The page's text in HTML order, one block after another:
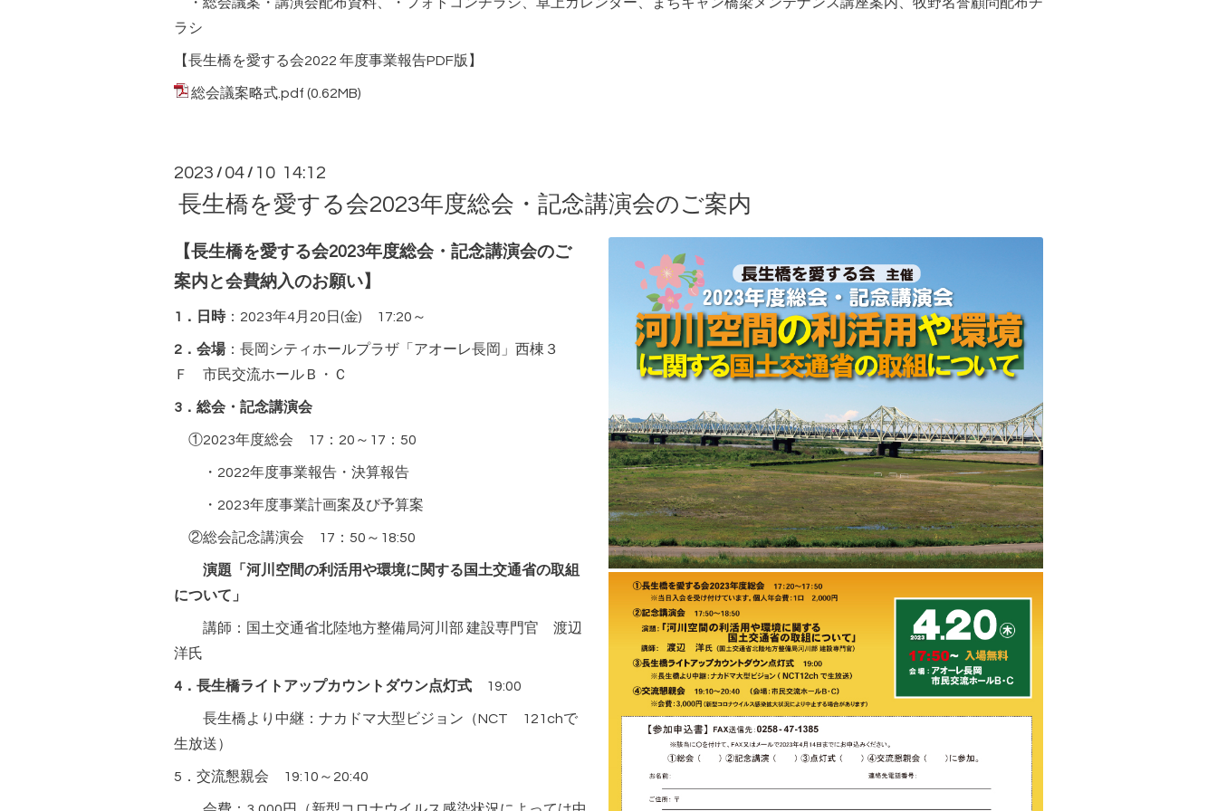
ラシ
【長生橋を愛する会2022 年度事業報告PDF版】
総会議案略式.pdf (0.62MB)
2023 / 04 / 10 14:12
長生橋を愛する会2023年度総会・記念講演会のご案内
【長生橋を愛する会2023年度総会・記念講演会のご
案内と会費納入のお願い】
1．日時：2023年4月20日(金) 17:20～
2．会場：長岡シティホールプラザ「アオーレ長岡」西棟３
Ｆ 市民交流ホールＢ・Ｃ
3．総会・記念講演会
①2023年度総会 17：20～17：50
・2022年度事業報告・決算報告
・2023年度事業計画案及び予算案
②総会記念講演会 17：50～18:50
演題「河川空間の利活用や環境に関する国土交通省の取組
について」
講師：国土交通省北陸地方整備局河川部 建設専門官 渡辺
洋氏
4．長生橋ライトアップカウントダウン点灯式 19:00
長生橋より中継：ナカドマ大型ビジョン（NCT 121chで
生放送）
5．交流懇親会 19:10～20:40